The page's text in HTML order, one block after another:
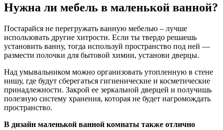
Нужна ли мебель в маленькой ванной?
Постарайся не перегружать ванную мебелью – лучше
использовать другие хитрости. Если ты твердо решаешь
установить ванну, тогда используй пространство под ней —
размести полочки для бытовой химии, установи дверцы.
Над умывальником можно организовать утопленную в стене
нишу, где будут сберегаться гигиенические и косметические
принадлежности. Закрой ее зеркальной дверцей и получишь
полезную систему хранения, которая не будет нагромождать
пространство.
В дизайн маленькой ванной комнаты также отлично